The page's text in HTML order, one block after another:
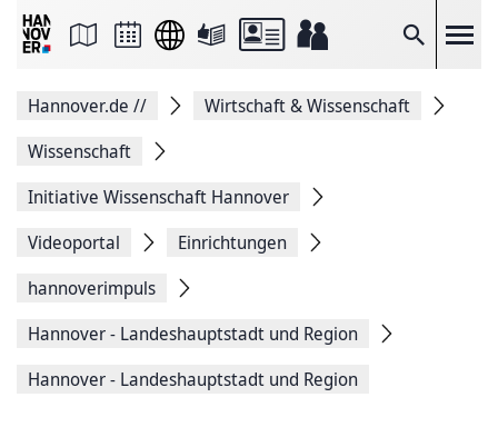
Suche
Seite
Facebook
teilen
Seitenlink
Seite
Hannover.de //
Wirtschaft & Wissenschaft
Wissenschaft
Initiative Wissenschaft Hannover
Videoportal
Einrichtungen
hannoverimpuls
Hannover - Landeshauptstadt und Region
Hannover - Landeshauptstadt und Region